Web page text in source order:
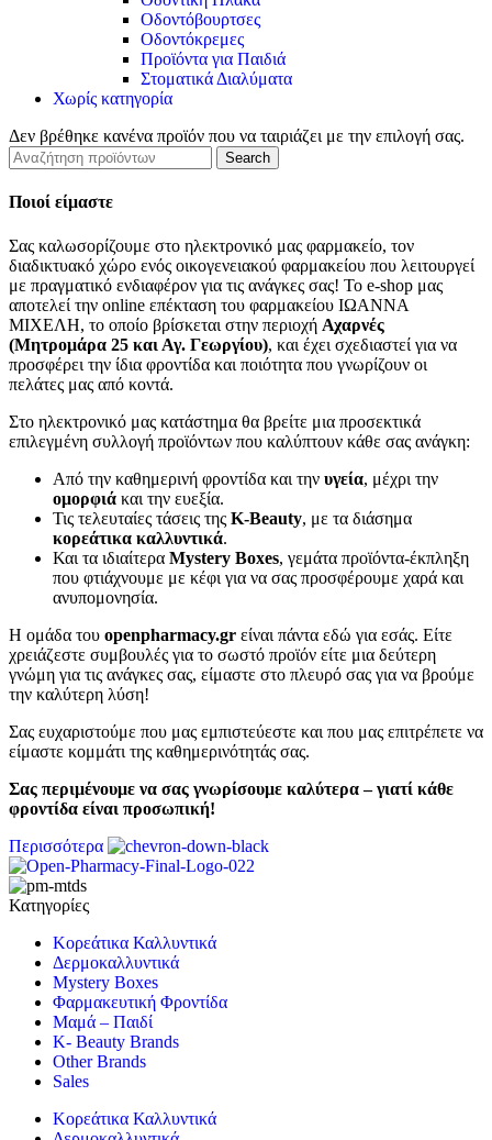
Οδοντόβουρτσες
Οδοντόκρεμες
Προϊόντα για Παιδιά
Στοματικά Διαλύματα
Χωρίς κατηγορία
Δεν βρέθηκε κανένα προϊόν που να ταιριάζει με την επιλογή σας.
Search
Ποιοί είμαστε
Σας καλωσορίζουμε στο ηλεκτρονικό μας φαρμακείο, τον
διαδικτυακό χώρο ενός οικογενειακού φαρμακείου που λειτουργεί
με πραγματικό ενδιαφέρον για τις ανάγκες σας! Το e-shop μας
αποτελεί την online επέκταση του φαρμακείου ΙΩΑΝΝΑ
ΜΙΧΕΛΗ, το οποίο βρίσκεται στην περιοχή Αχαρνές
(Μητρομάρα 25 και Αγ. Γεωργίου), και έχει σχεδιαστεί για να
προσφέρει την ίδια φροντίδα και ποιότητα που γνωρίζουν οι
πελάτες μας από κοντά.
Στο ηλεκτρονικό μας κατάστημα θα βρείτε μια προσεκτικά
επιλεγμένη συλλογή προϊόντων που καλύπτουν κάθε σας ανάγκη:
Από την καθημερινή φροντίδα και την υγεία, μέχρι την
ομορφιά και την ευεξία.
Τις τελευταίες τάσεις της K-Beauty, με τα διάσημα
κορεάτικα καλλυντικά.
Και τα ιδιαίτερα Mystery Boxes, γεμάτα προϊόντα-έκπληξη
που φτιάχνουμε με κέφι για να σας προσφέρουμε χαρά και
ανυπομονησία.
Η ομάδα του openpharmacy.gr είναι πάντα εδώ για εσάς. Είτε
χρειάζεστε συμβουλές για το σωστό προϊόν είτε μια δεύτερη
γνώμη για τις ανάγκες σας, είμαστε στο πλευρό σας για να βρούμε
την καλύτερη λύση!
Σας ευχαριστούμε που μας εμπιστεύεστε και που μας επιτρέπετε να
είμαστε κομμάτι της καθημερινότητάς σας.
Σας περιμένουμε να σας γνωρίσουμε καλύτερα – γιατί κάθε
φροντίδα είναι προσωπική!
Περισσότερα
Κατηγορίες
Κορεάτικα Καλλυντικά
Δερμοκαλλυντικά
Mystery Boxes
Φαρμακευτική Φροντίδα
Μαμά – Παιδί
K- Beauty Brands
Other Brands
Sales
Κορεάτικα Καλλυντικά